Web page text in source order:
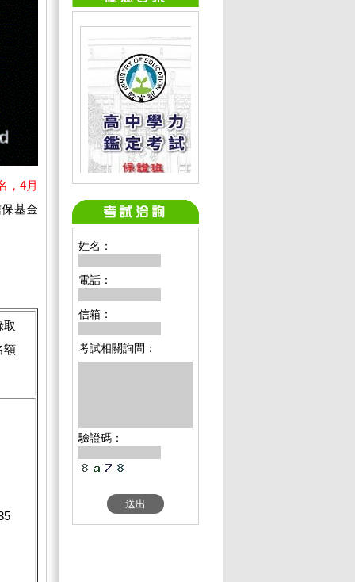
，4月
基金
取
額
姓名：
電話：
信箱：
考試相關詢問：
驗證碼：